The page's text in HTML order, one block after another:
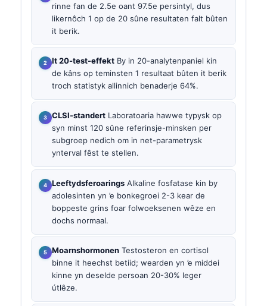
rinne fan de 2.5e oant 97.5e persintyl, dus
likernôch 1 op de 20 sûne resultaten falt bûten
it berik.
It 20-test-effekt By in 20-analytenpaniel kin
de kâns op teminsten 1 resultaat bûten it berik
troch statistyk allinnich benaderje 64%.
CLSI-standert Laboratoaria hawwe typysk op
syn minst 120 sûne referinsje-minsken per
subgroep nedich om in net-parametrysk
ynterval fêst te stellen.
Leeftydsferoarings Alkaline fosfatase kin by
adolesinten yn ’e bonkegroei 2-3 kear de
boppeste grins foar folwoeksenen wêze en
dochs normaal.
Moarnshormonen Testosteron en cortisol
binne it heechst betiid; wearden yn ’e middei
kinne yn deselde persoan 20-30% leger
útlêze.